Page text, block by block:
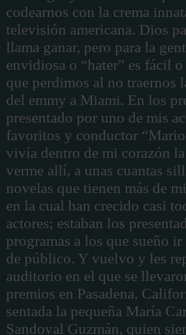
codearnos con la crema
televisión americana. Dios
llama ganar, pero para la
envidiosa o “hater” es fácil
que perdimos al no traernos
del emmy a Miami. En los
presentado por uno de mis
favoritos y conductor
vivía dentro de mi corazón
verme allí, a unas cuantas
novelas que tienen más de
en la cual han crecido casi
actores; estaban los
programas a los que sueño ir
de público. Y vuelvo y les
auditorio en el que se
premios en Pasadena,
sentada la pequeña María
Sandoval Guzmán, quien